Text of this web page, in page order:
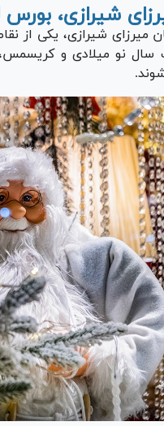
شیرازی،
میرزای شیرازی، یکی
نو میلادی و کریسمس،